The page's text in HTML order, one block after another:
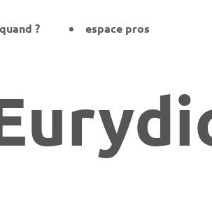
? espace pros